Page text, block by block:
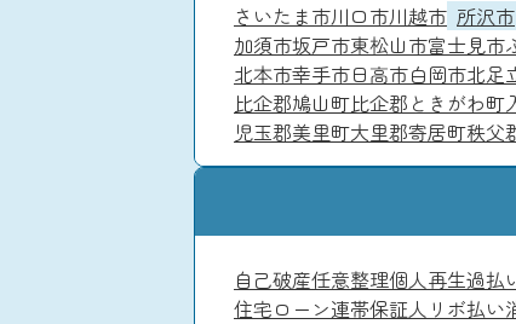
さいたま市川口市川越市 所沢市
加須市坂戸市東松山市富士見市
北本市幸手市日高市白岡市北足
比企郡鳩山町比企郡ときがわ町
児玉郡美里町大里郡寄居町秩父
自己破産任意整理個人再生過払
住宅ローン連帯保証人 リボ払い